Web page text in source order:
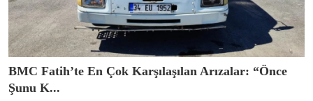
BMC Fatih’te En Çok Karşılaşılan Arızalar: “Önce
Şunu K...